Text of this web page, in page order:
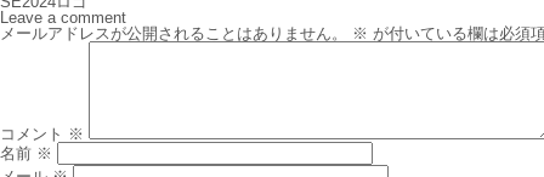
ナ
ビ
Leave a comment
メールアドレスが公開されることはありません。
※ が付いている欄は必須
コメント ※
名前 ※